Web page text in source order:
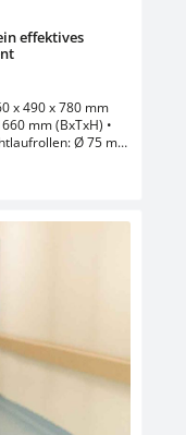
effektives
x 490 x 780 mm
mm (BxTxH) •
Ø 75 mm
•
Rückwand zur
1er Edelstahl-
• 2
Aufbewahrung •
Korpus Weiss .
- Grün